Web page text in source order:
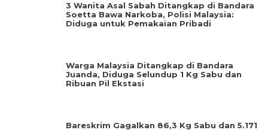
3 Wanita Asal Sabah Ditangkap di Bandara
Soetta Bawa Narkoba, Polisi Malaysia:
Diduga untuk Pemakaian Pribadi
Warga Malaysia Ditangkap di Bandara
Juanda, Diduga Selundup 1 Kg Sabu dan
Ribuan Pil Ekstasi
Bareskrim Gagalkan 86,3 Kg Sabu dan 5.171